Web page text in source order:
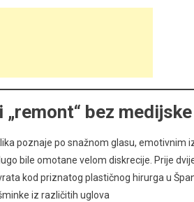
„remont“ bez
poznaje po snažnom glasu,
bile omotane velom diskrecije. Prije
kod priznatog plastičnog hirurga u
iz različitih uglova